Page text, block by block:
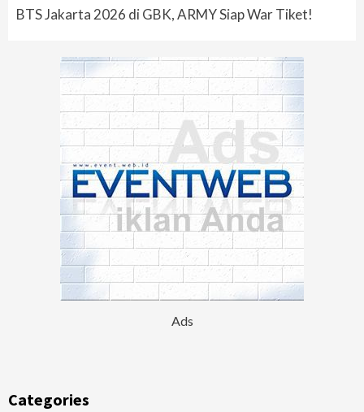
BTS Jakarta 2026 di GBK, ARMY Siap War Tiket!
Ads
Categories